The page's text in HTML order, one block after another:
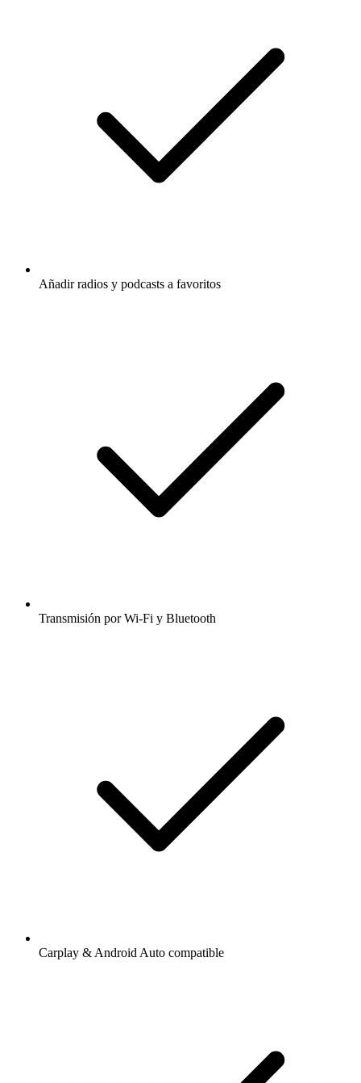
Añadir radios y podcasts a favoritos
Transmisión por Wi-Fi y Bluetooth
Carplay & Android Auto compatible